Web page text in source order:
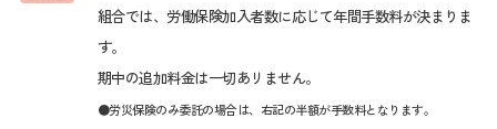
組合では、労働保険加入者数に応じて年間手数料が決まりま
す。
期中の追加料金は一切あリません。
●労災保険のみ委託の場合は、右記の半額が手数料となります。